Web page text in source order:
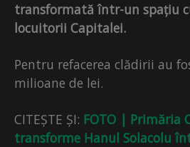
transformată într-un spațiu
locuitorii Capitalei.
Pentru refacerea clădirii au
milioane de lei.
CITEȘTE ȘI: FOTO | Primăria
transforme Hanul Solacolu